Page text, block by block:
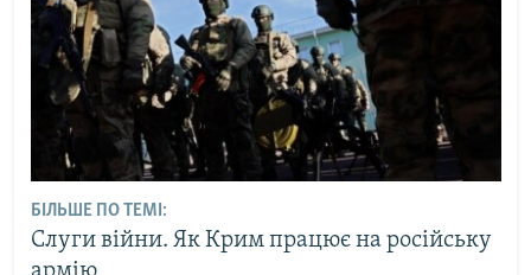
БІЛЬШЕ ПО ТЕМІ:
Слуги війни. Як Крим працює на російську